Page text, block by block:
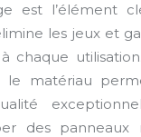
est l’élément
les jeux et
chaque
matériau
des panneaux